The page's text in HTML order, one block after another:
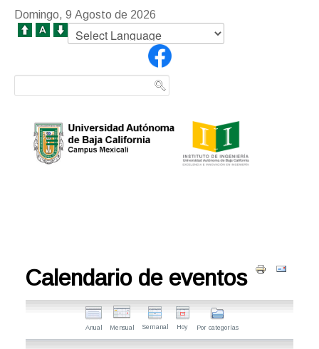
Domingo, 9 Agosto de 2026
Calendario de eventos
Anual Mensual Semanal Hoy Por categorías